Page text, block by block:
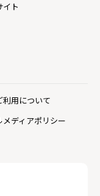
イト
利用について
メディアポリシー